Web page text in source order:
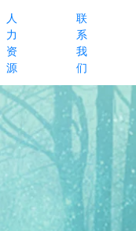
人
力
资
源
联
系
我
们